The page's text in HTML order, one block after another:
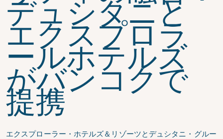
デュシタニと
エクスプロラ
ールホテルズ
がバンコクで
提携
エクスプローラー・ホテルズ＆リゾーツとデュシタニ・グルー